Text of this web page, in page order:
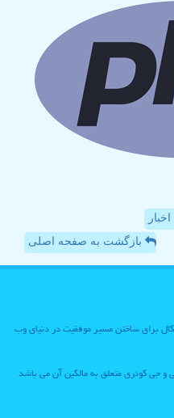
بازگشت به صفحه اصلی
برای ساختن مسیر موفقیت در دنیای وب